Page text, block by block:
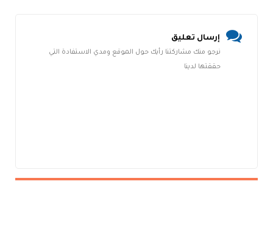
إرسال تعليق
نرجو منك مشاركتنا رأيك حول الموقع ومدي الاستفادة التي
حققتها لدينا